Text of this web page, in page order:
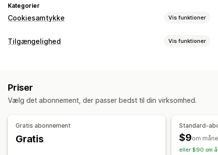
Kategorier
Cookiesamtykke Vis funktioner
Visningsindstillinger
Oversættelse
Headless support
Overholdelse af regler om beskyttelse af persondata
Overholdelse af tilgængelighed
Automatisk blokering
Cookiescanner
Tilgængelighed Vis funktioner
Gråskala
Priser
Vælg det abonnement, der passer bedst til din virksomhed.
Gratis abonnement
Gratis
Standard-
$9om
eller $90 om